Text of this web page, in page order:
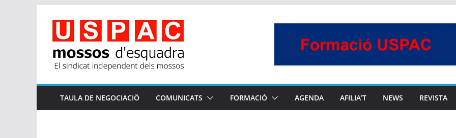
content
TAULA DE NEGOCIACIÖ COMUNICATS FORMACIÓ AGENDA AFILIA’T NEWS REVISTA